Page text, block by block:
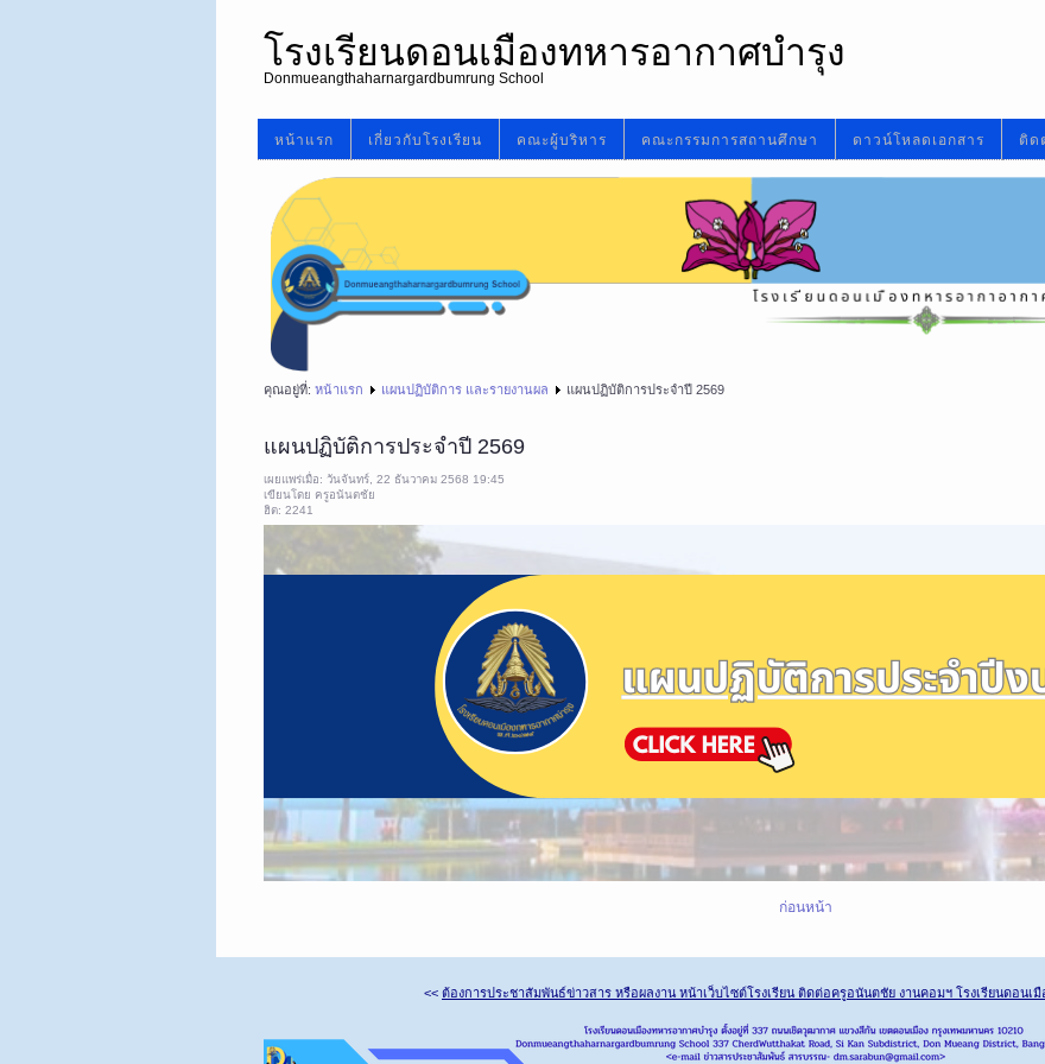
โรงเรียนดอนเมืองทหารอากาศบำรุง
Donmueangthaharnargardbumrung School
หน้าแรก เกี่ยวกับโรงเรียน คณะผู้บริหาร คณะกรรมการสถานศึกษา ดาวน์โหลดเอกสาร ติด
คุณอยู่ที่: หน้าแรก แผนปฏิบัติการ และรายงานผล แผนปฏิบัติการประจำปี 2569
แผนปฏิบัติการประจำปี 2569
เผยแพร่เมื่อ: วันจันทร์, 22 ธันวาคม 2568 19:45
เขียนโดย ครูอนันตชัย
ฮิต: 2241
ก่อนหน้า
<< ต้องการประชาสัมพันธ์ข่าวสาร หรือผลงาน หน้าเว็บไซต์โรงเรียน ติดต่อครูอนันตชัย งานคอมฯ โรงเรียนดอนเ